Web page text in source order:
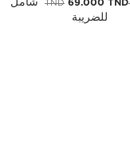
69.000 TND
شامل
للضريبة